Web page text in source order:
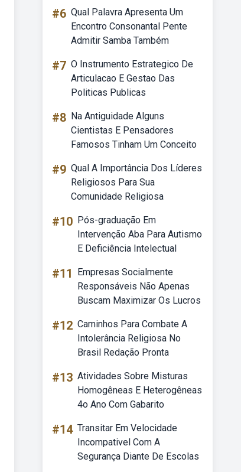
#6 Qual Palavra Apresenta Um
Encontro Consonantal Pente
Admitir Samba Também
#7 O Instrumento Estrategico De
Articulacao E Gestao Das
Politicas Publicas
#8 Na Antiguidade Alguns
Cientistas E Pensadores
Famosos Tinham Um Conceito
#9 Qual A Importância Dos Líderes
Religiosos Para Sua
Comunidade Religiosa
#10 Pós-graduação Em
Intervenção Aba Para Autismo
E Deficiência Intelectual
#11
Empresas Socialmente
Responsáveis Não Apenas
Buscam Maximizar Os Lucros
#12 Caminhos Para Combate A
Intolerância Religiosa No
Brasil Redação Pronta
#13 Atividades Sobre Misturas
Homogêneas E Heterogêneas
4o Ano Com Gabarito
#14 Transitar Em Velocidade
Incompativel Com A
Segurança Diante De Escolas